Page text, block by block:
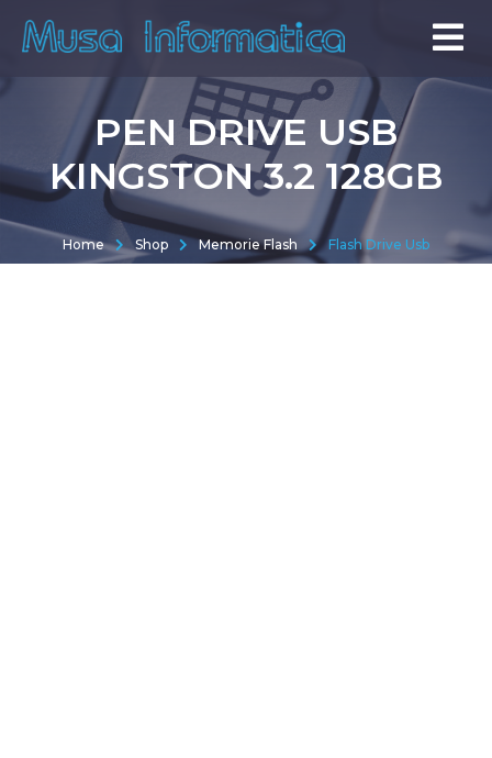
PEN DRIVE USB
KINGSTON 3.2 128GB
Home Shop Memorie Flash Flash Drive Usb